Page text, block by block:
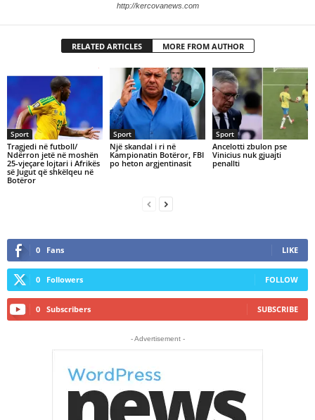
http://kercovanews.com
RELATED ARTICLES MORE FROM AUTHOR
Sport
Tragjedi në futboll/
Ndërron jetë në moshën
25-vjeçare lojtari i Afrikës
së Jugut që shkëlqeu në
Botëror
Sport
Një skandal i ri në
Kampionatin Botëror, FBI
po heton argjentinasit
Sport
Ancelotti zbulon pse
Vinicius nuk gjuajti
penallti
0 Fans LIKE
0 Followers FOLLOW
0 Subscribers SUBSCRIBE
- Advertisement -